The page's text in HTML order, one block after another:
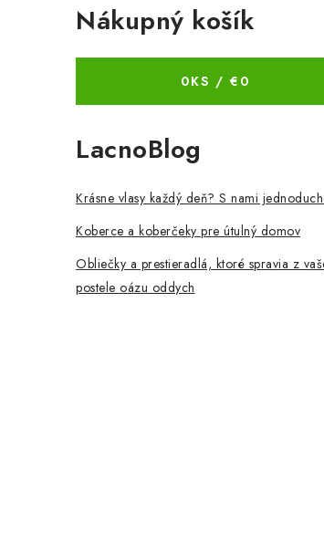
o
č
n
ý
p
a
n
e
l
Nákupný košík
0KS / €0
LacnoBlog
Krásne vlasy každý deň? S nami
Koberce a koberčeky pre útulný domov
Obliečky a prestieradlá, ktoré spravia z
postele oázu oddych